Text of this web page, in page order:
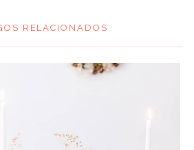
RELACIONADOS